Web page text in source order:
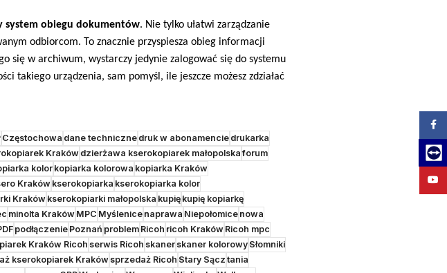
system obiegu dokumentów. Nie tylko ułatwi zarządzanie
odbiorcom. To znacznie przyspiesza obieg informacji
się w archiwum, wystarczy jedynie zalogować się do systemu
takiego urządzenia, sam pomyśl, ile jeszcze możesz zdziałać
Częstochowa dane technicznedruk w abonamenciedrukarka
Krakówdzierżawa kserokopiarek małopolska forum
kolorkopiarka kolorowa kopiarka Kraków
Krakówkserokopiarka kserokopiarka kolor
Krakówkserokopiarki małopolska kupiękupię kopiarkę
minolta KrakówMPC Myślenicenaprawa Niepołomicenowa
podłączeniePoznań problemRicoh ricoh KrakówRicoh mpc
Kraków Ricoh serwis Ricoh skanerskaner kolorowySłomniki
kserokopiarek Krakówsprzedaż Ricoh Stary Sącz tania